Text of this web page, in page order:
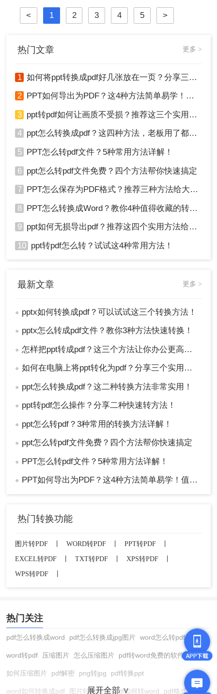
换任务。
< 1 2 3 4 5 >
热门文章 更多 >
1 如何将ppt转换成pdf好几张放在一页？分享三种简单且高效的方法！
2 PPT如何导出为PDF？这4种方法简单易学！值得收藏！
3 ppt转pdf如何让画质不受损？推荐这三个实用方法给你！
4 ppt怎么转换成pdf？这四种方法，老板用了都给满分！
5 PPT怎么转pdf文件？5种常用方法详解！
6 ppt怎么转pdf文件免费？四个方法帮你快速搞定
7 PPT怎么保存为PDF格式？推荐三种方法给大家！
8 PPT怎么转换成Word？教你4种值得收藏的转换方法!！
9 ppt如何无损导出pdf？推荐这四个实用方法给你！
10 ppt转pdf怎么转？试试这4种常用方法！
最新文章 更多 >
● pptx如何转换成pdf？可以试试这三个转换方法！
● pptx怎么转成pdf文件？教你3种方法快速转换！
● 怎样把ppt转成pdf？这三个方法让你办公更高效！
● 如何在电脑上将ppt转化为pdf？分享三个实用且易学的转换方法！
● ppt怎么转换成pdf？这二种转换方法非常实用！
● ppt转pdf怎么操作？分享二种快速转方法！
● ppt怎么转pdf？3种常用的转换方法详解！
● ppt怎么转pdf文件免费？四个方法帮你快速搞定
● PPT怎么转pdf文件？5种常用方法详解！
● PPT如何导出为PDF？这4种方法简单易学！值得收藏！
热门转换功能
图片转PDF WORD转PDF PPT转PDF
EXCEL转PDF
TXT转PDF XPS转PDF
WPS转PDF
热门关注
pdf怎么转换成word pdf怎么转换成jpg图片 word怎么转pdf
word转pdf 压缩图片 怎么压缩图片 pdf转word免费的软件
如何压缩图片 pdf解密 png转jpg pdf转换ppt
word如何转换成pdf 图片转换格式 pdf如何转word pdf格式转换
展开全部 ∨